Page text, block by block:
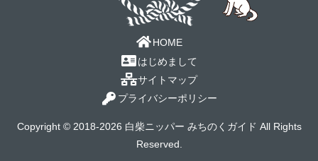
HOME
はじめまして
サイトマップ
プライバシーポリシー
Copyright © 2018-2026 白柴ニッパー みちのくガイド All Rights
Reserved.